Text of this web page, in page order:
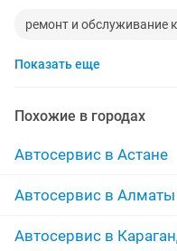
ремонт и обслуживание
установка камеры
системы охлаждения
чистка промывка
ремонт компрессоров
Показать еще
Похожие в городах
Автосервис в Астане
Автосервис в Алматы
Автосервис в